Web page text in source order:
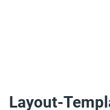
Layout-